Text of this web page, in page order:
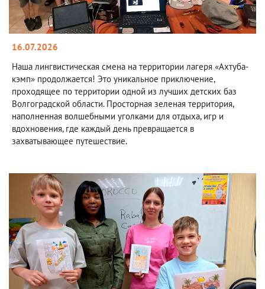
16.07.2026
Наша лингвистическая смена на территории лагеря «Ахтуба-
кэмп» продолжается! Это уникальное приключение,
проходящее по территории одной из лучших детских баз
Волгоградской области. Просторная зеленая территория,
наполненная волшебными уголками для отдыха, игр и
вдохновения, где каждый день превращается в
захватывающее путешествие.